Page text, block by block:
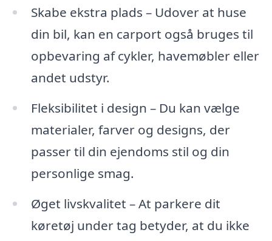
Skabe ekstra plads – Udover at huse
din bil, kan en carport også bruges til
opbevaring af cykler, havemøbler eller
andet udstyr.
Fleksibilitet i design – Du kan vælge
materialer, farver og designs, der
passer til din ejendoms stil og din
personlige smag.
Øget livskvalitet – At parkere dit
køretøj under tag betyder, at du ikke